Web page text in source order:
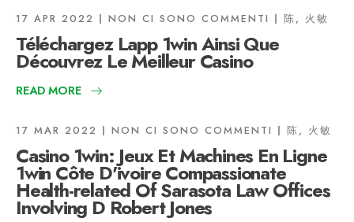
17 APR 2022 NON CI SONO COMMENTI 陈, 火敏
Téléchargez Lapp 1win Ainsi Que
Découvrez Le Meilleur Casino
READ MORE
17 MAR 2022 NON CI SONO COMMENTI 陈, 火敏
Casino 1win: Jeux Et Machines En Ligne
1win Côte D'ivoire Compassionate
Health-related Of Sarasota Law Offices
Involving D Robert Jones